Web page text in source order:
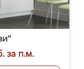
за п.м.